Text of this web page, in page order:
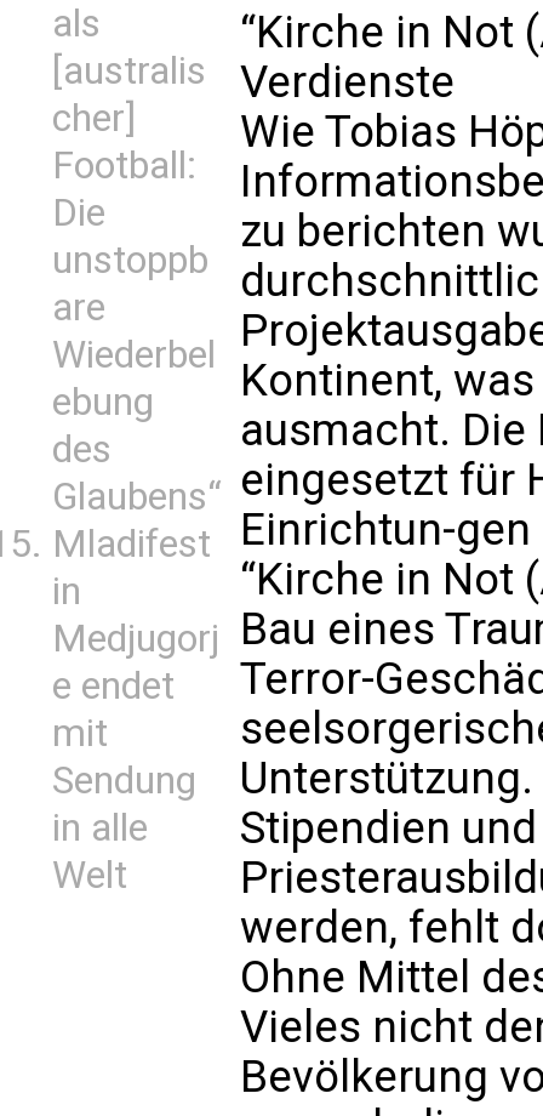
als
[australis
cher]
Football:
Die
unstoppb
are
Wiederbel
ebung
des
Glaubens“
Mladifest
in
Medjugorj
e endet
mit
Sendung
in alle
Welt
“Kirche in Not
Verdienste
Wie Tobias
zu berichten
Kontinent,
ausmacht.
eingesetzt für
Einrichtun-
“Kirche in Not
Bau eines
Terror-
Stipendien
werden, fehlt
Ohne Mittel
Vieles nicht
Bevölkerung